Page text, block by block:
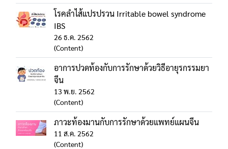
โรคลำไส้แปรปรวน Irritable bowel syndrome
IBS
26 ธ.ค. 2562
(Content)
อาการปวดท้องกับการรักษาด้วยวิธีอายุรกรรมยา
จีน
13 พ.ย. 2562
(Content)
ภาวะท้องมานกับการรักษาด้วยแพทย์แผนจีน
11 ส.ค. 2562
(Content)